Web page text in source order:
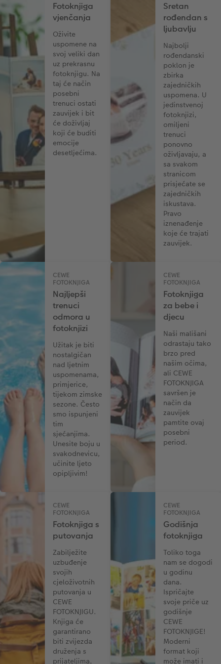
CEWE TRENUTNI ISPIS FOTOGRAFIJA
Trenutna izrada naljepnica
Dodaci
Foto kolaži
Foto vrpca
XXL Retro fotografija
Dodaci
Fotoknjiga
vjenčanja
Oživite
uspomene na
svoj veliki dan
uz prekrasnu
fotoknjigu. Na
taj će način
posebni
trenuci ostati
zauvijek i bit
će doživljaj
koji će buditi
emocije
desetljećima.
Sretan
rođendan s
ljubavlju
Najbolji
rođendanski
poklon je
zbirka
zajedničkih
uspomena. U
jedinstvenoj
fotoknjizi,
omiljeni
trenuci
ponovno
oživljavaju, a
sa svakom
stranicom
prisjećate se
zajedničkih
iskustava.
Pravo
iznenađenje
koje će trajati
zauvijek.
CEWE
FOTOKNJIGA
Najljepši
trenuci
odmora u
fotoknjizi
Užitak je biti
nostalgičan
nad ljetnim
uspomenama,
primjerice,
tijekom zimske
sezone. Često
smo ispunjeni
tim
sjećanjima.
Unesite boju u
svakodnevicu,
učinite ljeto
opipljivim!
CEWE
FOTOKNJIGA
Fotoknjiga
za bebe i
djecu
Naši mališani
odrastaju tako
brzo pred
našim očima,
ali CEWE
FOTOKNJIGA
savršen je
način da
zauvijek
pamtite ovaj
posebni
period.
CEWE
FOTOKNJIGA
Fotoknjiga s
putovanja
Zabilježite
uzbuđenje
svojih
cjeloživotnih
putovanja u
CEWE
FOTOKNJIGU.
Knjiga će
garantirano
biti zvijezda
druženja s
prijateljima,
CEWE
FOTOKNJIGA
Godišnja
fotoknjiga
Toliko toga
nam se dogodi
u godinu
dana.
Ispričajte
svoje priče uz
godišnje
CEWE
FOTOKNJIGE!
Moderni
format koji
može imati i